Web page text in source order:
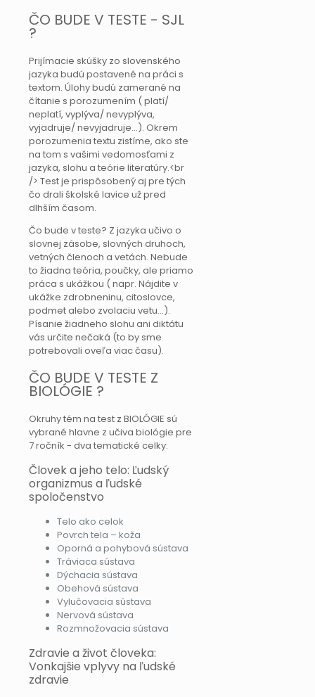
ČO BUDE V TESTE - SJL
?
Prijímacie skúšky zo slovenského
jazyka budú postavené na práci s
textom. Úlohy budú zamerané na
čítanie s porozumením ( platí/
neplatí, vyplýva/ nevyplýva,
vyjadruje/ nevyjadruje...). Okrem
porozumenia textu zistíme, ako ste
na tom s vašimi vedomosťami z
jazyka, slohu a teórie literatúry.<br
/> Test je prispôsobený aj pre tých
čo drali školské lavice už pred
dlhším časom.
Čo bude v teste? Z jazyka učivo o
slovnej zásobe, slovných druhoch,
vetných členoch a vetách. Nebude
to žiadna teória, poučky, ale priamo
práca s ukážkou ( napr. Nájdite v
ukážke zdrobneninu, citoslovce,
podmet alebo zvolaciu vetu...).
Písanie žiadneho slohu ani diktátu
vás určite nečaká (to by sme
potrebovali oveľa viac času).
ČO BUDE V TESTE Z
BIOLÓGIE ?
Okruhy tém na test z BIOLÓGIE sú
vybrané hlavne z učiva biológie pre
7 ročník - dva tematické celky:
Človek a jeho telo: Ľudský
organizmus a ľudské
spoločenstvo
Telo ako celok
Povrch tela – koža
Oporná a pohybová sústava
Tráviaca sústava
Dýchacia sústava
Obehová sústava
Vylučovacia sústava
Nervová sústava
Rozmnožovacia sústava
Zdravie a život človeka:
Vonkajšie vplyvy na ľudské
zdravie